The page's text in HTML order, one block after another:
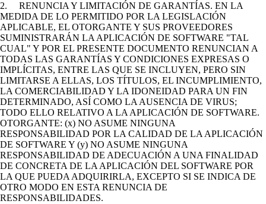
2. RENUNCIA Y LIMITACIÓN DE GARANTÍAS. EN LA
MEDIDA DE LO PERMITIDO POR LA LEGISLACIÓN
APLICABLE, EL OTORGANTE Y SUS PROVEEDORES
SUMINISTRARÁN LA APLICACIÓN DE SOFTWARE "TAL
CUAL" Y POR EL PRESENTE DOCUMENTO RENUNCIAN A
TODAS LAS GARANTÍAS Y CONDICIONES EXPRESAS O
IMPLÍCITAS, ENTRE LAS QUE SE INCLUYEN, PERO SIN
LIMITARSE A ELLAS, LOS TÍTULOS, EL INCUMPLIMIENTO,
LA COMERCIABILIDAD Y LA IDONEIDAD PARA UN FIN
DETERMINADO, ASÍ COMO LA AUSENCIA DE VIRUS;
TODO ELLO RELATIVO A LA APLICACIÓN DE SOFTWARE.
OTORGANTE: (x) NO ASUME NINGUNA
RESPONSABILIDAD POR LA CALIDAD DE LA APLICACIÓN
DE SOFTWARE Y (y) NO ASUME NINGUNA
RESPONSABILIDAD DE ADECUACIÓN A UNA FINALIDAD
DE CONCRETA DE LA APLICACIÓN DEL SOFTWARE POR
LA QUE PUEDA ADQUIRIRLA, EXCEPTO SI SE INDICA DE
OTRO MODO EN ESTA RENUNCIA DE
RESPONSABILIDADES.